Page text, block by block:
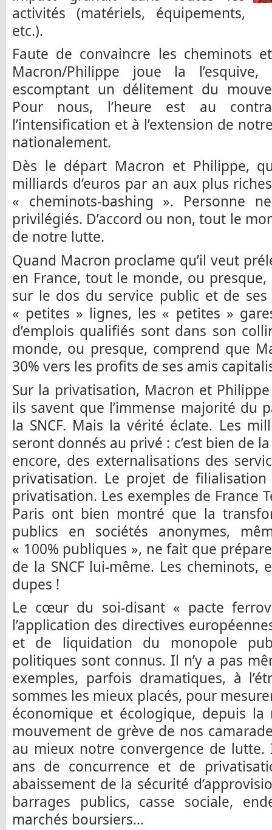
activités (matériels, équipements,
etc.).
Faute de convaincre les cheminots
Macron/Philippe joue la l’esquive,
escomptant un délitement du
Pour nous, l’heure est au
l’intensification et à l’extension de
nationalement.
Dès le départ Macron et Philippe,
milliards d’euros par an aux plus
« cheminots-bashing ». Personne
privilégiés. D’accord ou non, tout le
de notre lutte.
Quand Macron proclame qu’il veut
en France, tout le monde, ou
sur le dos du service public et de ses
« petites » lignes, les « petites »
d’emplois qualifiés sont dans son
monde, ou presque, comprend que
30% vers les profits de ses amis
Sur la privatisation, Macron et
ils savent que l’immense majorité du
la SNCF. Mais la vérité éclate. Les
seront donnés au privé : c’est bien de
encore, des externalisations des
privatisation. Le projet de
privatisation. Les exemples de France
Paris ont bien montré que la
publics en sociétés anonymes,
« 100% publiques », ne fait que
de la SNCF lui-même. Les cheminots,
dupes !
Le cœur du soi-disant « pacte
l’application des directives
et de liquidation du monopole
politiques sont connus. Il n’y a pas
exemples, parfois dramatiques, à
sommes les mieux placés, pour
économique et écologique, depuis la
mouvement de grève de nos
au mieux notre convergence de
ans de concurrence et de
abaissement de la sécurité
barrages publics, casse sociale,
marchés boursiers…